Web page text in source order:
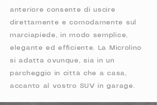
anteriore consente di uscire
direttamente e comodamente sul
marciapiede, in modo semplice,
elegante ed efficiente. La Microlino
si adatta ovunque, sia in un
parcheggio in città che a casa,
accanto al vostro SUV in garage.